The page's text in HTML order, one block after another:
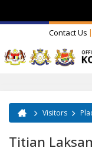
Contact Us
You are here
Visitors
Titian